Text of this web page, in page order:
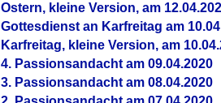
Ostern, kleine Version, am
Gottesdienst an Karfreitag am
Karfreitag, kleine Version, am
4. Passionsandacht am 09.04.2020
3. Passionsandacht am 08.04.2020